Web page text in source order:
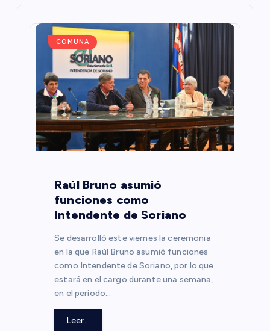
COMUNA
Raúl Bruno asumió
funciones como
Intendente de Soriano
Se desarrolló este viernes la ceremonia
en la que Raúl Bruno asumió funciones
como Intendente de Soriano, por lo que
estará en el cargo durante una semana,
en el periodo…
Leer...